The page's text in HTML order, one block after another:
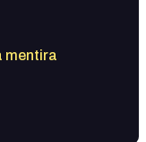
mentira